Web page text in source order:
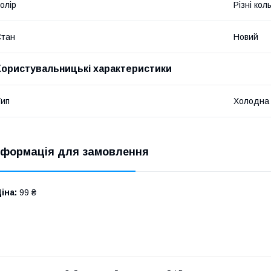
Різні
Новий
характеристики
Холодна
для замовлення
99 ₴